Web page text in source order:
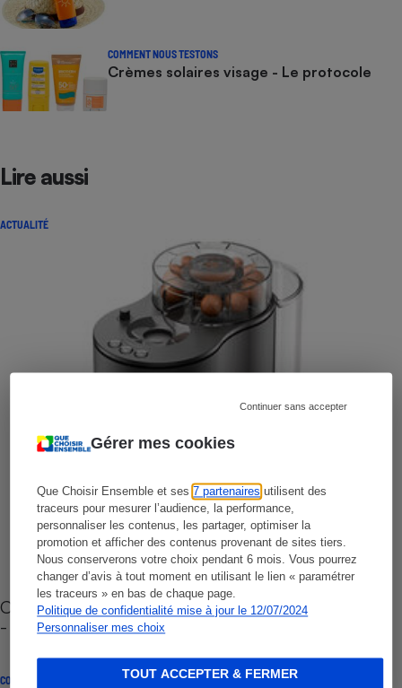
Gérer mes cookies
Que Choisir Ensemble et ses7 partenaires utilisent des
traceurs pour mesurer l’audience, la performance,
personnaliser les contenus, les partager, optimiser la
promotion et afficher des contenus provenant de sites tiers.
Nous conserverons votre choix pendant 6 mois. Vous pourrez
changer d’avis à tout moment en utilisant le lien « paramétrer
les traceurs » en bas de chaque page.
Politique de confidentialité mise à jour le 12/07/2024
Personnaliser mes choix
Continuer sans accepter
TOUT ACCEPTER & FERMER
COMMENT NOUS TESTONS
Crèmes solaires visage - Le protocole
Lire aussi
ACTUALITÉ
Cafetière à capsules zéro déchet CoffeeB (vidéo)
- Premières impressions
CONSEILS